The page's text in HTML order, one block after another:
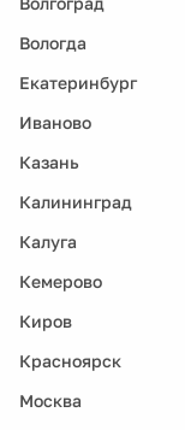
Вологда
Екатеринбург
Иваново
Казань
Калининград
Калуга
Кемерово
Киров
Красноярск
Москва